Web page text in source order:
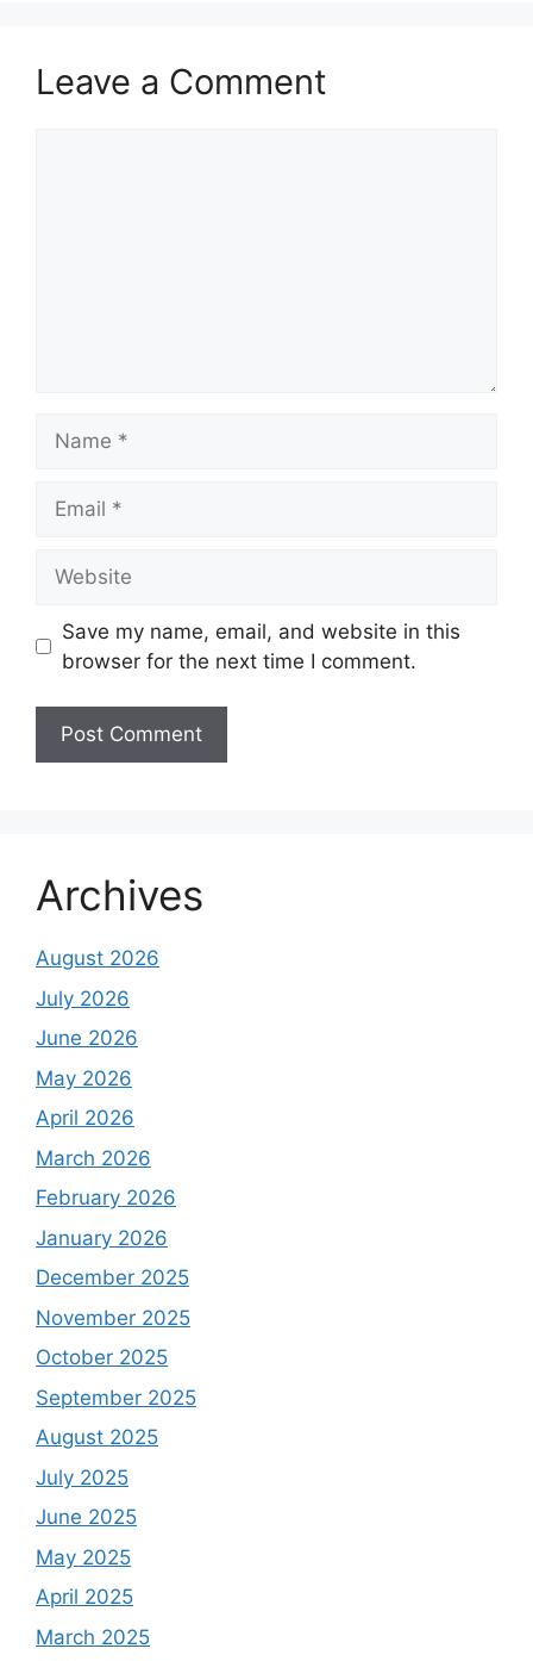
Leave a Comment
Save my name, email, and website in this
browser for the next time I comment.
Archives
August 2026
July 2026
June 2026
May 2026
April 2026
March 2026
February 2026
January 2026
December 2025
November 2025
October 2025
September 2025
August 2025
July 2025
June 2025
May 2025
April 2025
March 2025